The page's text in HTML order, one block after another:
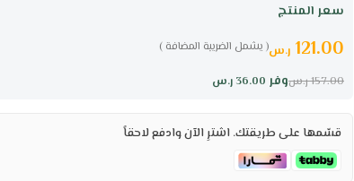
سعر المنتج
( يشمل الضريبة المضافة ) 121.00 ر.س
وفر 36.00 ر.س 157.00ر.س
قسّمها على طريقتك. اشترِ الآن وادفع لاحقاً